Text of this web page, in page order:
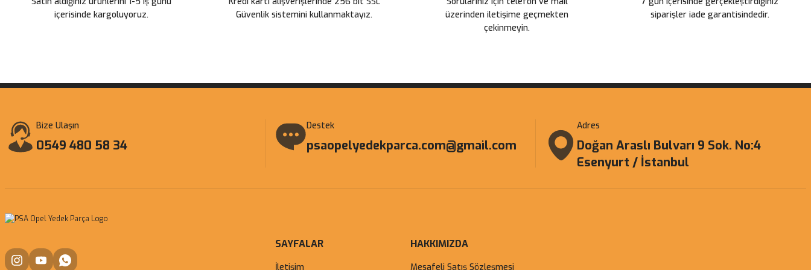
içerisinde kargoluyoruz.
Güvenlik sistemini kullanmaktayız.
üzerinden iletişime geçmekten
çekinmeyin.
siparişler iade garantisindedir.
Bize Ulaşın
0549 480 58 34
Destek
psaopelyedekparca.com@gmail.com
Adres
Doğan Araslı Bulvarı 9 Sok. No:4
Esenyurt / İstanbul
SAYFALAR
İletişim
HAKKIMIZDA
Mesafeli Satış Sözleşmesi